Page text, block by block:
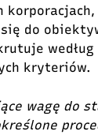
korporacjach,
do
według
kryteriów.
wagę do